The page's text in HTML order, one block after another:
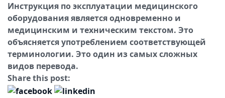
Инструкция по эксплуатации медицинского
оборудования является одновременно и
медицинским и техническим текстом. Это
объясняется употреблением соответствующей
терминологии. Это один из самых сложных
видов перевода.
Share this post: